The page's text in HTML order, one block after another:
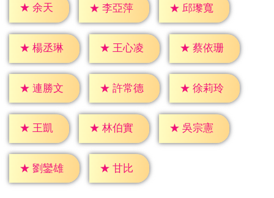
★ 余天 ★ 李亞萍 ★ 邱瓈寬
★ 楊丞琳 ★ 王心凌 ★ 蔡依珊
★ 連勝文 ★ 許常德 ★ 徐莉玲
★ 王凱 ★ 林伯實 ★ 吳宗憲
★ 劉鑾雄 ★ 甘比